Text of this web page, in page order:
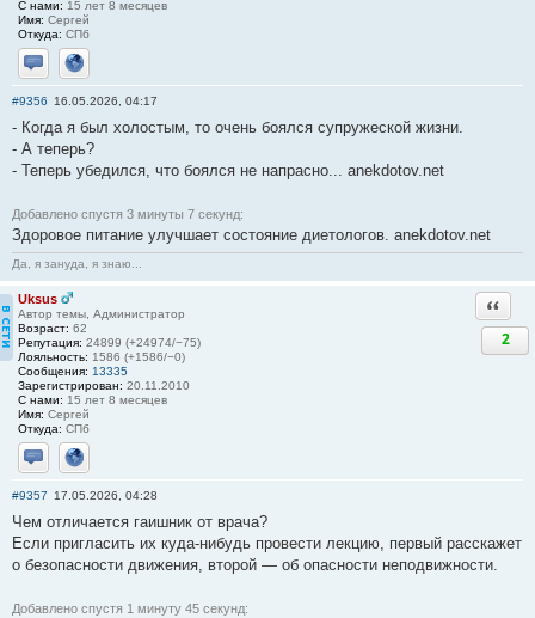
С нами: 15 лет 8 месяцев
Имя: Сергей
Откуда: СПб
Отправить личное сообщение
Сайт
#9356 16.05.2026, 04:17
- Когда я был холостым, то очень боялся супружеской жизни.
- А теперь?
- Теперь убедился, что боялся не напрасно... anekdotov.net
Добавлено спустя 3 минуты 7 секунд:
Здоровое питание улучшает состояние диетологов. anekdotov.net
Да, я зануда, я знаю...
Uksus
Автор темы, Администратор
Возраст: 62
Репутация: 24899 (+24974/−75)
Лояльность: 1586 (+1586/−0)
Сообщения: 13335
Зарегистрирован: 20.11.2010
С нами: 15 лет 8 месяцев
Имя: Сергей
Откуда: СПб
Отправить личное сообщение
Сайт
2
#9357 17.05.2026, 04:28
Чем отличается гаишник от врача?
Если пригласить их куда-нибудь провести лекцию, первый расскажет
о безопасности движения, второй — об опасности неподвижности.
Добавлено спустя 1 минуту 45 секунд: